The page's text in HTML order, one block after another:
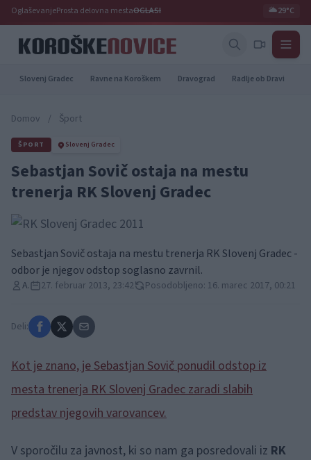
OglaševanjeProsta delovna mestaOGLASI 🌥️29°C
Slovenj Gradec Ravne na Koroškem Dravograd Radlje ob Dravi
Domov / Šport
ŠPORT Slovenj Gradec
Sebastjan Sovič ostaja na mestu
trenerja RK Slovenj Gradec
Sebastjan Sovič ostaja na mestu trenerja RK Slovenj Gradec -
odbor je njegov odstop soglasno zavrnil.
A. 27. februar 2013, 23:42 Posodobljeno: 16. marec 2017, 00:21
Deli:
Kot je znano, je Sebastjan Sovič ponudil odstop iz
mesta trenerja RK Slovenj Gradec zaradi slabih
predstav njegovih varovancev.
V sporočilu za javnost, ki so nam ga posredovali iz RK